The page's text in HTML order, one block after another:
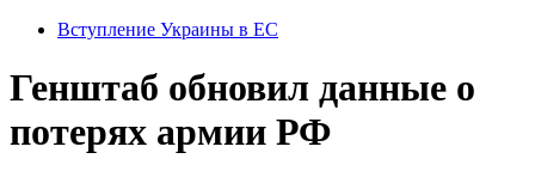
Вступление Украины в ЕС
Генштаб обновил данные о
потерях армии РФ